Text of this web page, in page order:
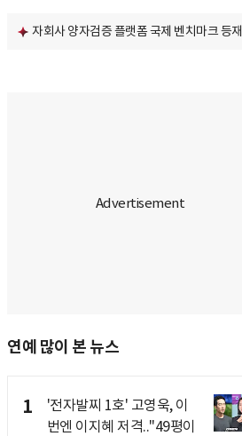
자회사 양자검증 플랫폼 국제 벤치마크 등재
연예 많이 본 뉴스
1
'전자발찌 1호' 고영욱, 이
번엔 이지혜 저격.."49평이